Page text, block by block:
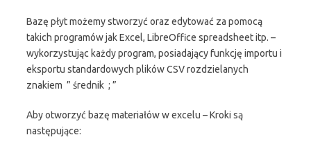
Bazę płyt możemy stworzyć oraz edytować za pomocą
takich programów jak Excel, LibreOffice spreadsheet itp. –
wykorzystując każdy program, posiadający funkcję importu i
eksportu standardowych plików CSV rozdzielanych
znakiem ” średnik ; ”
Aby otworzyć bazę materiałów w excelu – Kroki są
następujące: